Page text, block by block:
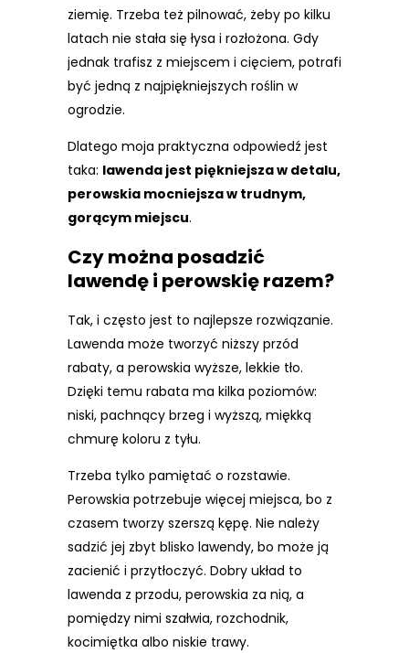
ziemię. Trzeba też pilnować, żeby po kilku
latach nie stała się łysa i rozłożona. Gdy
jednak trafisz z miejscem i cięciem, potrafi
być jedną z najpiękniejszych roślin w
ogrodzie.
Dlatego moja praktyczna odpowiedź jest
taka: lawenda jest piękniejsza w detalu,
perowskia mocniejsza w trudnym,
gorącym miejscu.
Czy można posadzić
lawendę i perowskię razem?
Tak, i często jest to najlepsze rozwiązanie.
Lawenda może tworzyć niższy przód
rabaty, a perowskia wyższe, lekkie tło.
Dzięki temu rabata ma kilka poziomów:
niski, pachnący brzeg i wyższą, miękką
chmurę koloru z tyłu.
Trzeba tylko pamiętać o rozstawie.
Perowskia potrzebuje więcej miejsca, bo z
czasem tworzy szerszą kępę. Nie należy
sadzić jej zbyt blisko lawendy, bo może ją
zacienić i przytłoczyć. Dobry układ to
lawenda z przodu, perowskia za nią, a
pomiędzy nimi szałwia, rozchodnik,
kocimiętka albo niskie trawy.